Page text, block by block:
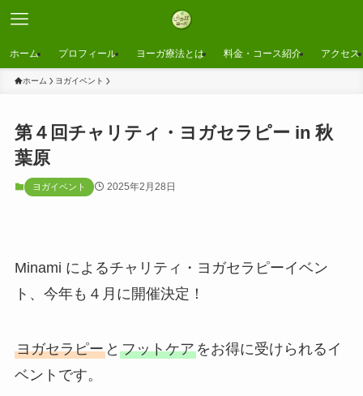
ホーム プロフィール ヨーガ療法とは 料金・コース紹介 アクセス
ホーム ヨガイベント
第４回チャリティ・ヨガセラピー in 秋
葉原
ヨガイベント 2025年2月28日
Minami によるチャリティ・ヨガセラピーイベン
ト、今年も４月に開催決定！
ヨガセラピーと フットケアをお得に受けられるイ
ベントです。